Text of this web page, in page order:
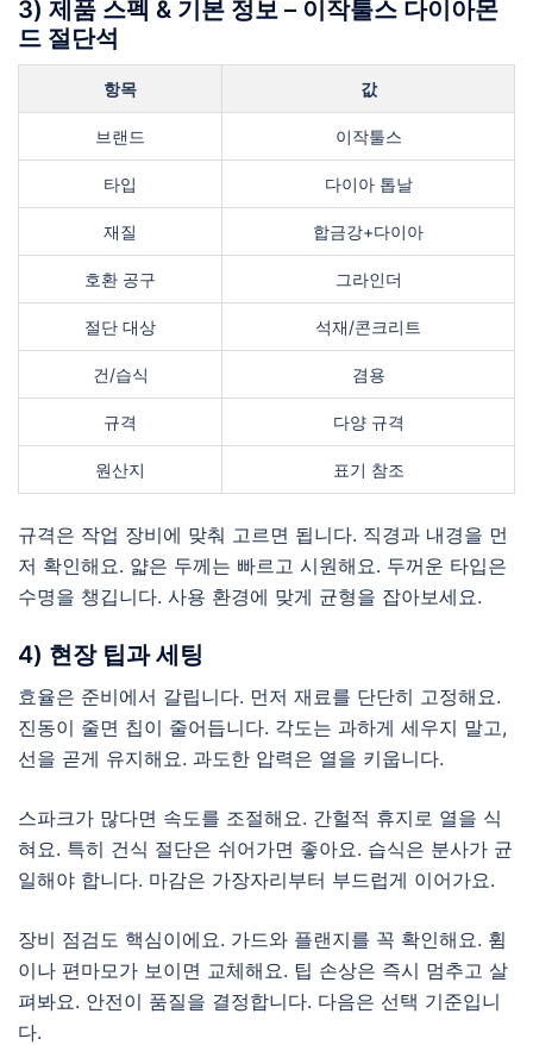
3) 제품 스펙 & 기본 정보 – 이작툴스 다이아몬
드 절단석
항목 값
브랜드 이작툴스
타입 다이아 톱날
재질 합금강+다이아
호환 공구 그라인더
절단 대상 석재/콘크리트
건/습식 겸용
규격 다양 규격
원산지 표기 참조
규격은 작업 장비에 맞춰 고르면 됩니다. 직경과 내경을 먼
저 확인해요. 얇은 두께는 빠르고 시원해요. 두꺼운 타입은
수명을 챙깁니다. 사용 환경에 맞게 균형을 잡아보세요.
4) 현장 팁과 세팅
효율은 준비에서 갈립니다. 먼저 재료를 단단히 고정해요.
진동이 줄면 칩이 줄어듭니다. 각도는 과하게 세우지 말고,
선을 곧게 유지해요. 과도한 압력은 열을 키웁니다.
스파크가 많다면 속도를 조절해요. 간헐적 휴지로 열을 식
혀요. 특히 건식 절단은 쉬어가면 좋아요. 습식은 분사가 균
일해야 합니다. 마감은 가장자리부터 부드럽게 이어가요.
장비 점검도 핵심이에요. 가드와 플랜지를 꼭 확인해요. 휨
이나 편마모가 보이면 교체해요. 팁 손상은 즉시 멈추고 살
펴봐요. 안전이 품질을 결정합니다. 다음은 선택 기준입니
다.